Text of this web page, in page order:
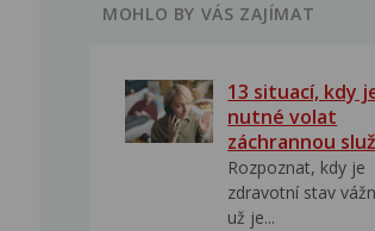
MOHLO BY VÁS ZAJÍMAT
13 situací, kdy
nutné volat
záchrannou
Rozpoznat, kdy je
zdravotní stav
už je...